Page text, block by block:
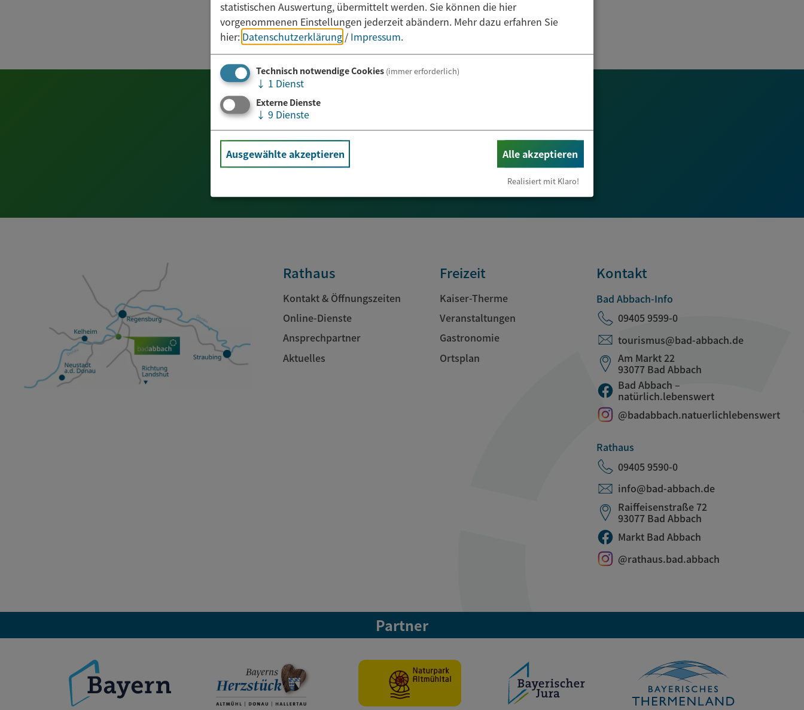
Newsletter abonnieren
E-Mail*
Rathaus
Kontakt & Öffnungszeiten
Online-Dienste
Ansprechpartner
Aktuelles
Freizeit
Kaiser-Therme
Veranstaltungen
Gastronomie
Ortsplan
Kontakt
Bad Abbach-Info
09405 9599-0
tourismus@bad-abbach.de
Am Markt 22
93077 Bad Abbach
Bad Abbach –
natürlich.lebenswert
@badabbach.natuerlichlebenswert
Rathaus
09405 9590-0
info@bad-abbach.de
Raiffeisenstraße 72
93077 Bad Abbach
Markt Bad Abbach
@rathaus.bad.abbach
Partner
statistischen Auswertung, übermittelt werden. Sie können die hier
vorgenommenen Einstellungen jederzeit abändern. Mehr dazu erfahren Sie
hier: Datenschutzerklärung / Impressum.
Technisch notwendige Cookies (immer erforderlich)
↓ 1 Dienst
Externe Dienste
↓ 9 Dienste
Ausgewählte akzeptieren Alle akzeptieren
Realisiert mit Klaro!